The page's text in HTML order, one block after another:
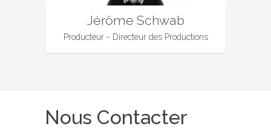
Jérôme Schwab
Producteur - Directeur des Productions
Nous Contacter